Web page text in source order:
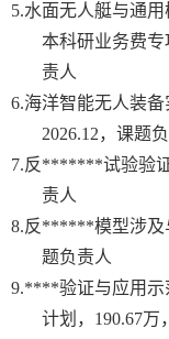
5.水面无人艇与通
本科研业务费专
责人
6.海洋智能无人装备
2026.12，课题
7.反*******试验验
责人
8.反******模型涉及
题负责人
9.****验证与应用示
计划， 190.67万，